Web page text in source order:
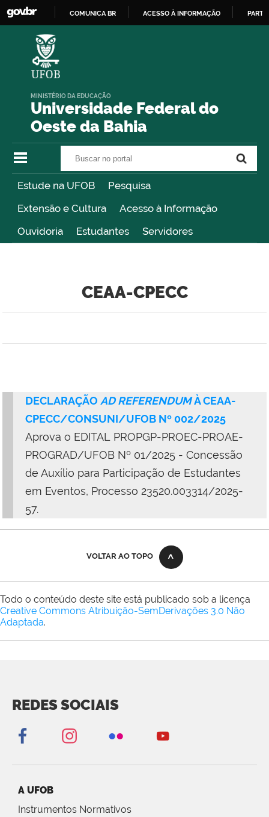
COMUNICA BR ACESSO À INFORMAÇÃO
Universidade Federal do
Oeste da Bahia
MINISTÉRIO DA EDUCAÇÃO
Estude na UFOB
Pesquisa
Extensão e Cultura
Acesso à Informação
Ouvidoria
Estudantes Servidores
CEAA-CPECC
DECLARAÇÃO AD REFERENDUMÀ CEAA-
CPECC/CONSUNI/UFOB Nº 002/2025
Aprova o EDITAL PROPGP-PROEC-PROAE-
PROGRAD/UFOB Nº 01/2025 - Concessão
de Auxílio para Participação de Estudantes
em Eventos, Processo 23520.003314/2025-
57.
VOLTAR AO TOPO
Todo o conteúdo deste site está publicado sob a licença
Creative Commons Atribuição-SemDerivações 3.0 Não
Adaptada.
REDES SOCIAIS
A UFOB
Instrumentos Normativos